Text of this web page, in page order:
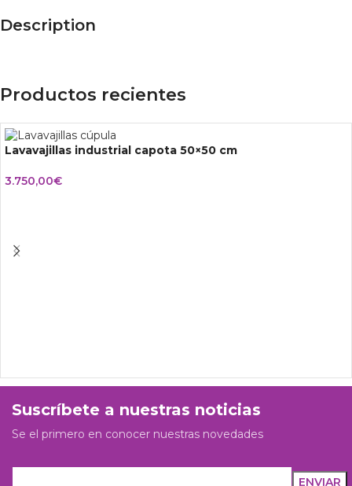
Description
Productos recientes
Lavavajillas industrial capota 50×50 cm
3.750,00€
Suscríbete a nuestras noticias
Se el primero en conocer nuestras novedades